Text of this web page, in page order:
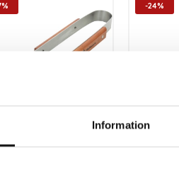
Information
-24%